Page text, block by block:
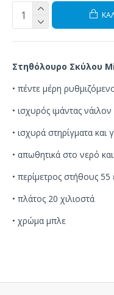
Στηθόλουρο Σκύλου
• πέντε μέρη
• ισχυρός ιμάντας
• ισχυρά στηρίγματα και
• απωθητικά στο νερό
• περίμετρος στήθους
• πλάτος 20 χιλιοστά
• χρώμα μπλε